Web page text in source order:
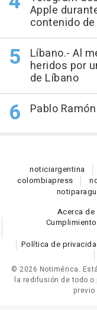
Apple
contenido
Líbano.- Al
heridos por
de Líbano
Pablo
noticiargentina
colombiapress
noti
Acerca
Política de
© 2026 Notimérica.
la redifusión de todo